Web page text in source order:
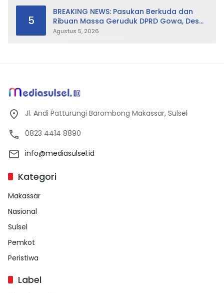
5
BREAKING NEWS: Pasukan Berkuda dan
Ribuan Massa Geruduk DPRD Gowa, Desak
Cabut Perda LAD
Agustus 5, 2026
Jl. Andi Patturungi Barombong Makassar, Sulsel
0823 4414 8890
info@mediasulsel.id
Kategori
Makassar
Nasional
Sulsel
Pemkot
Peristiwa
Label